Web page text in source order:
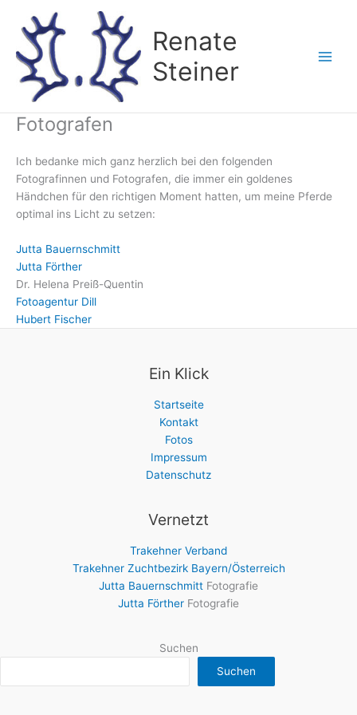
Inhalt
springen
Renate
Steiner
Fotografen
Ich bedanke mich ganz herzlich bei den folgenden
Fotografinnen und Fotografen, die immer ein goldenes
Händchen für den richtigen Moment hatten, um meine Pferde
optimal ins Licht zu setzen:
Jutta Bauernschmitt
Jutta Förther
Dr. Helena Preiß-Quentin
Fotoagentur Dill
Hubert Fischer
Ein Klick
Startseite
Kontakt
Fotos
Impressum
Datenschutz
Vernetzt
Trakehner Verband
Trakehner Zuchtbezirk Bayern/Österreich
Jutta Bauernschmitt Fotografie
Jutta Förther Fotografie
Suchen
Suchen